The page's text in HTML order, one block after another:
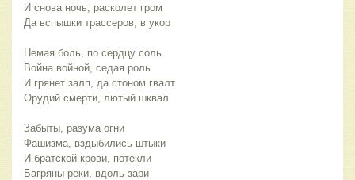
И снова ночь, расколет гром
Да вспышки трассеров, в укор
Немая боль, по сердцу соль
Война войной, седая роль
И грянет залп, да стоном гвалт
Орудий смерти, лютый шквал
Забыты, разума огни
Фашизма, вздыбились штыки
И братской крови, потекли
Багряны реки, вдоль зари